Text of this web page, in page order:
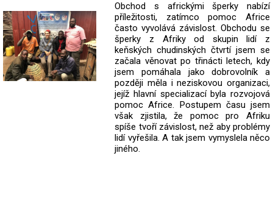
Obchod s africkými šperky nabízí
příležitosti, zatímco pomoc Africe
často vyvolává závislost. Obchodu se
šperky z Afriky od skupin lidí z
keňských chudinských čtvrtí jsem se
začala věnovat po třinácti letech, kdy
jsem pomáhala jako dobrovolník a
později měla i neziskovou organizaci,
jejíž hlavní specializací byla rozvojová
pomoc Africe. Postupem času jsem
však zjistila, že pomoc pro Afriku
spíše tvoří závislost, než aby problémy
lidí vyřešila. A tak jsem vymyslela něco
jiného.